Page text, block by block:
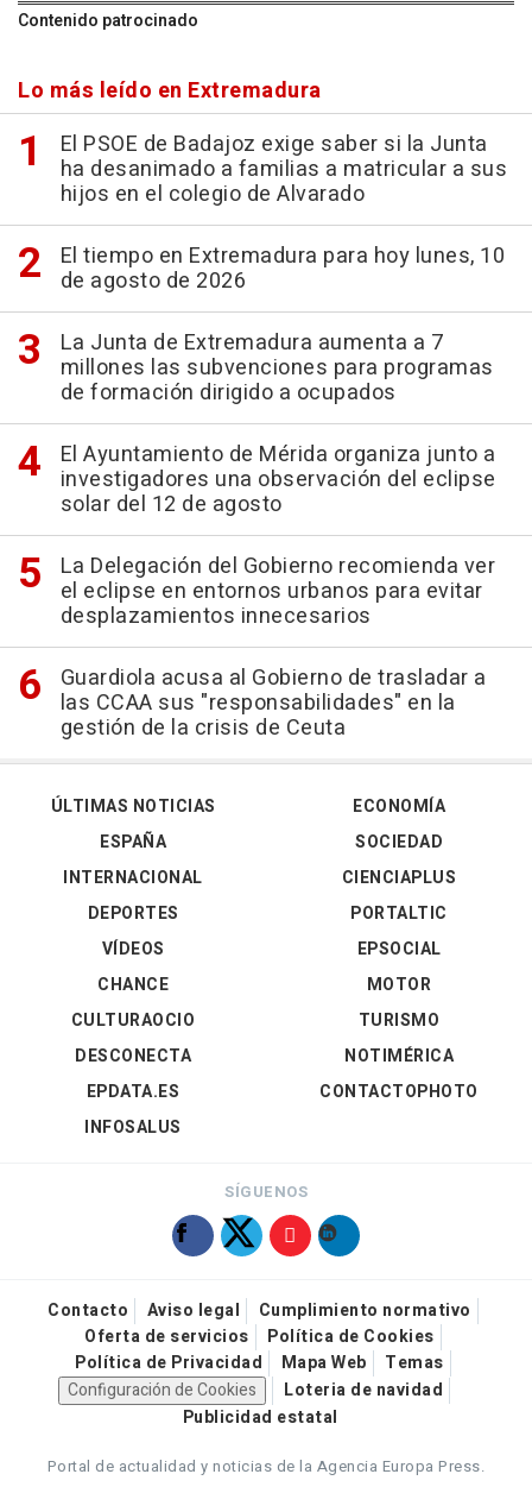
Contenido patrocinado
Lo más leído en Extremadura
El PSOE de Badajoz exige saber si la Junta
ha desanimado a familias a matricular a sus
hijos en el colegio de Alvarado
El tiempo en Extremadura para hoy lunes, 10
de agosto de 2026
La Junta de Extremadura aumenta a 7
millones las subvenciones para programas
de formación dirigido a ocupados
El Ayuntamiento de Mérida organiza junto a
investigadores una observación del eclipse
solar del 12 de agosto
La Delegación del Gobierno recomienda ver
el eclipse en entornos urbanos para evitar
desplazamientos innecesarios
Guardiola acusa al Gobierno de trasladar a
las CCAA sus "responsabilidades" en la
gestión de la crisis de Ceuta
ÚLTIMAS NOTICIAS
ESPAÑA
INTERNACIONAL
DEPORTES
VÍDEOS
ECONOMÍA
SOCIEDAD
CIENCIAPLUS
PORTALTIC
EPSOCIAL
CHANCE
CULTURAOCIO
DESCONECTA
EPDATA.ES
INFOSALUS
MOTOR
TURISMO
NOTIMÉRICA
CONTACTOPHOTO
SÍGUENOS
Contacto Aviso legal
Cumplimiento normativo
Oferta de servicios
Política de Cookies
Política de Privacidad
Mapa Web
Temas
Configuración de Cookies
Loteria de navidad
Publicidad estatal
Portal de actualidad y noticias de la Agencia Europa Press.